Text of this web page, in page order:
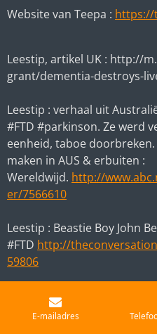
Website van Teepa : https://
Leestip, artikel UK : http://
grant/dementia-destroys-
Leestip : verhaal uit
#FTD #parkinson. Ze werd
eenheid, taboe
maken in AUS & erbuiten :
Wereldwijd. http://
er/7566610
Leestip : Beastie Boy John
#FTD http://
59806
Schots tenniskampioen
FTD op 42 jarige leeftijd.
E-mailadres